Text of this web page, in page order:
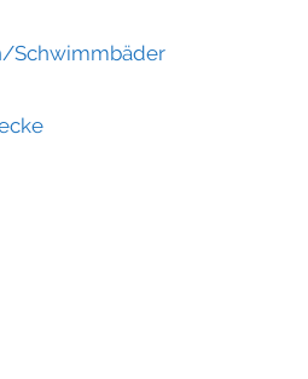
Schwimmbäder